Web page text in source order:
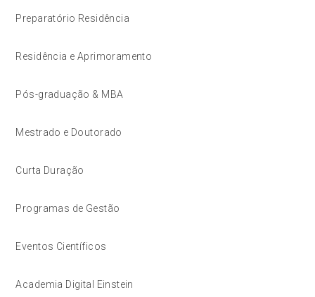
Preparatório Residência
Residência e Aprimoramento
Pós-graduação & MBA
Mestrado e Doutorado
Curta Duração
Programas de Gestão
Eventos Científicos
Academia Digital Einstein